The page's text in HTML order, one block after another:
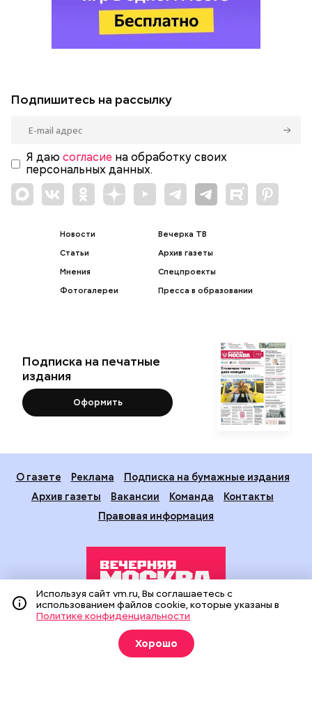
Подпишитесь на рассылку
Я даю согласие на обработку своих
персональных данных.
Новости
Статьи
Мнения
Фотогалереи
Вечерка ТВ
Архив газеты
Спецпроекты
Пресса в образовании
Подписка на печатные
издания
Оформить
О газете Реклама
Подписка на бумажные издания
Архив газеты
Вакансии Команда
Контакты
Правовая информация
Издание создано при финансовой поддержке Департамента
средств массовой информации и рекламы города Москвы.
На сайте применяются рекомендательные технологии
(информационные технологии предоставления информации
Используя сайт vm.ru, Вы соглашаетесь с
использованием файлов cookie, которые указаны в
Политике конфиденциальности
Хорошо